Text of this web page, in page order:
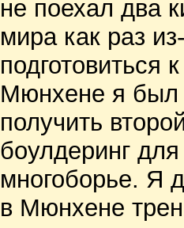
не поехал два
мира как раз
подготовиться
Мюнхене я был
получить
боулдеринг
многоборье. Я
в Мюнхене